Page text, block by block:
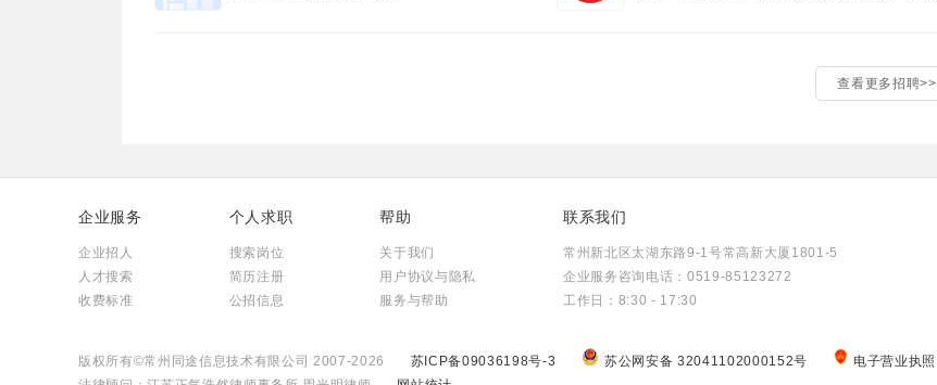
查看更多招聘>>
企业服务
企业招人
人才搜索
收费标准
个人求职
搜索岗位
简历注册
公招信息
帮助
关于我们
用户协议与隐私
服务与帮助
联系我们
常州新北区太湖东路9-1号常高新大厦1801-5
企业服务咨询电话：0519-85123272
工作日：8:30 - 17:30
版权所有©常州同途信息技术有限公司 2007-2026 苏ICP备09036198号-3 苏公网安备 32041102000152号 电子营业执照